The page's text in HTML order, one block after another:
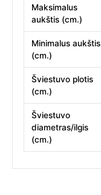
Maksimalus
aukštis (cm.)
Minimalus aukštis
(cm.)
Šviestuvo plotis
(cm.)
Šviestuvo
diametras/ilgis
(cm.)